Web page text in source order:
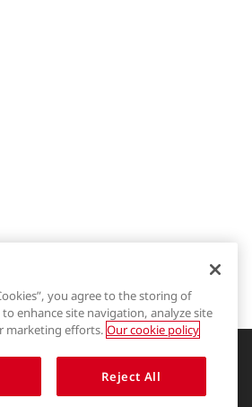
生活更精彩
you agree to the storing of
enhance site navigation, analyze site
marketing efforts. Our cookie policy
Reject All